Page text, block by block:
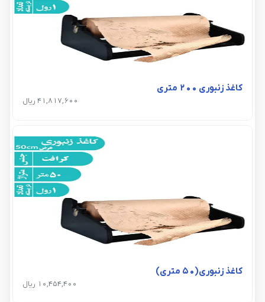
کاغذ زنبوری ۲۰۰ متری
41,817,600 ریال
کاغذ زنبوری(50 متری)
10,454,400 ریال